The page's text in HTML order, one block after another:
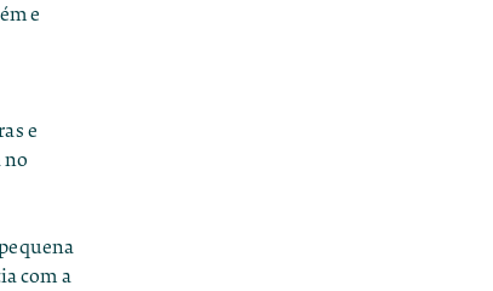
e
e
no
com a